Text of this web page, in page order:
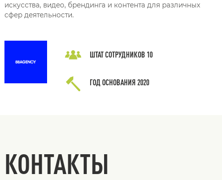
искусства, видео, брендинга и контента для различных
сфер деятельности.
ШТАТ СОТРУДНИКОВ 10
ГОД ОСНОВАНИЯ 2020
КОНТАКТЫ